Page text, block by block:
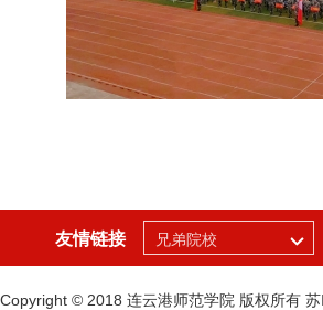
友情链接 兄弟院校
Copyright © 2018 连云港师范学院 版权所有